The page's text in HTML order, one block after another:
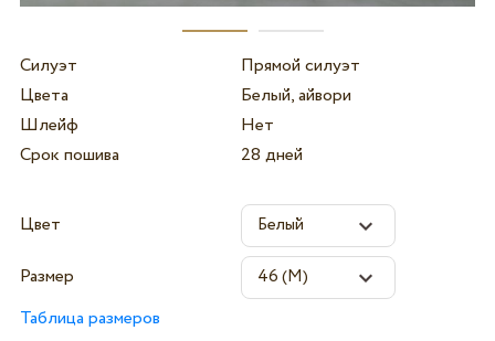
Силуэт
Прямой силуэт
Цвета
Белый, айвори
Шлейф
Нет
Срок пошива
28 дней
Цвет
Размер
Таблица размеров